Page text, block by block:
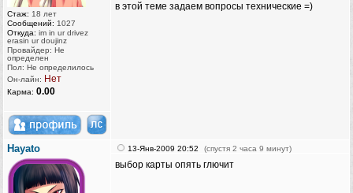
Стаж: 18 лет
Сообщений: 1027
Откуда: im in ur drivez
erasin ur doujinz
Провайдер: Не
определен
Пол: Не определилось
Он-лайн: Нет
Карма: 0.00
в этой теме задаем вопросы технические =)
Hayato 13-Янв-2009 20:52 (спустя 2 часа 9 минут)
выбор карты опять глючит